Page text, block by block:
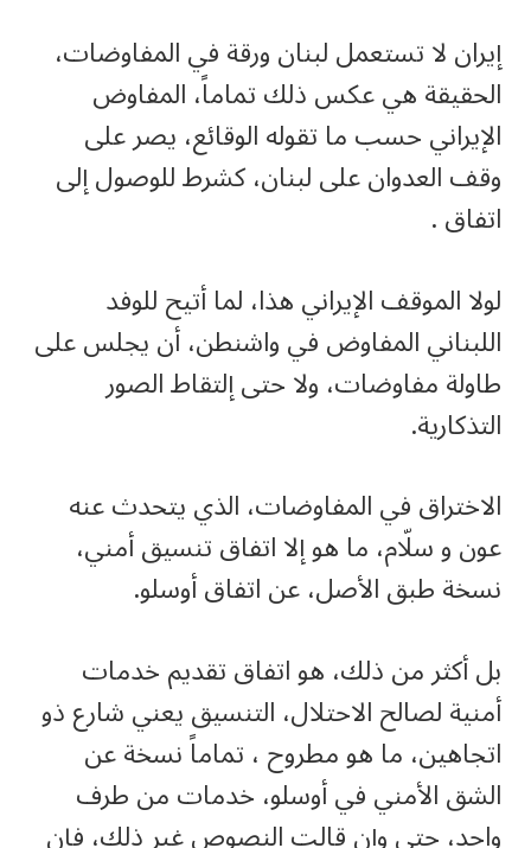
إيران لا تستعمل لبنان ورقة في المفاوضات،
الحقيقة هي عكس ذلك تماماً، المفاوض
الإيراني حسب ما تقوله الوقائع، يصر على
وقف العدوان على لبنان، كشرط للوصول إلى
اتفاق .
لولا الموقف الإيراني هذا، لما أتيح للوفد
اللبناني المفاوض في واشنطن، أن يجلس على
طاولة مفاوضات، ولا حتى إلتقاط الصور
التذكارية.
الاختراق في المفاوضات، الذي يتحدث عنه
عون و سلّام، ما هو إلا اتفاق تنسيق أمني،
نسخة طبق الأصل، عن اتفاق أوسلو.
بل أكثر من ذلك، هو اتفاق تقديم خدمات
أمنية لصالح الاحتلال، التنسيق يعني شارع ذو
اتجاهين، ما هو مطروح ، تماماً نسخة عن
الشق الأمني في أوسلو، خدمات من طرف